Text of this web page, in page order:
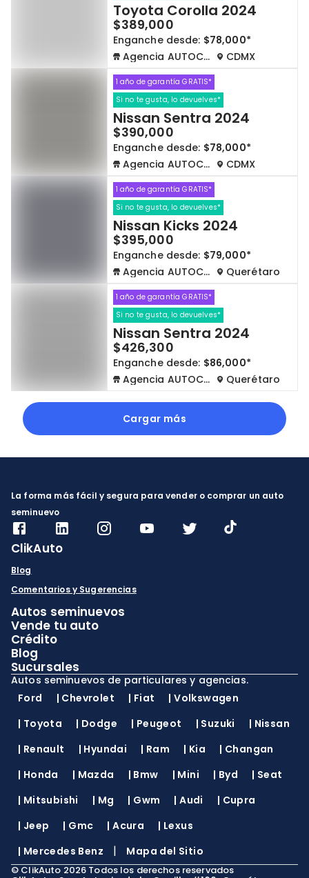
Toyota Corolla 2024
$389,000
Enganche desde: $78,000*
Agencia AUTOCOM
CDMX
1 año de garantía GRATIS*
Si no te gusta, lo devuelves*
Nissan Sentra 2024
$390,000
Enganche desde: $78,000*
Agencia AUTOCOM
CDMX
1 año de garantía GRATIS*
Si no te gusta, lo devuelves*
Nissan Kicks 2024
$395,000
Enganche desde: $79,000*
Agencia AUTOCOM
Querétaro
1 año de garantía GRATIS*
Si no te gusta, lo devuelves*
Nissan Sentra 2024
$426,300
Enganche desde: $86,000*
Agencia AUTOCOM
Querétaro
Cargar más
La forma más fácil y segura para vender o comprar un auto
seminuevo
ClikAuto
Blog
Comentarios y Sugerencias
Autos seminuevos
Vende tu auto
Crédito
Blog
Sucursales
Autos seminuevos de particulares y agencias.
Ford
| Chevrolet | Fiat |Volkswagen
| Toyota | Dodge | Peugeot | Suzuki | Nissan
| Renault | Hyundai | Ram | Kia | Changan
| Honda | Mazda | Bmw | Mini | Byd | Seat
| Mitsubishi | Mg | Gwm |Audi | Cupra
| Jeep | Gmc |Acura | Lexus
| Mercedes Benz | Mapa del Sitio
© ClikAuto 2026 Todos los derechos reservados